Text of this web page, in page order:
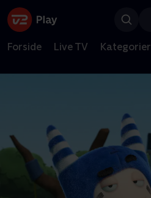
Forside Live TV Kategorier